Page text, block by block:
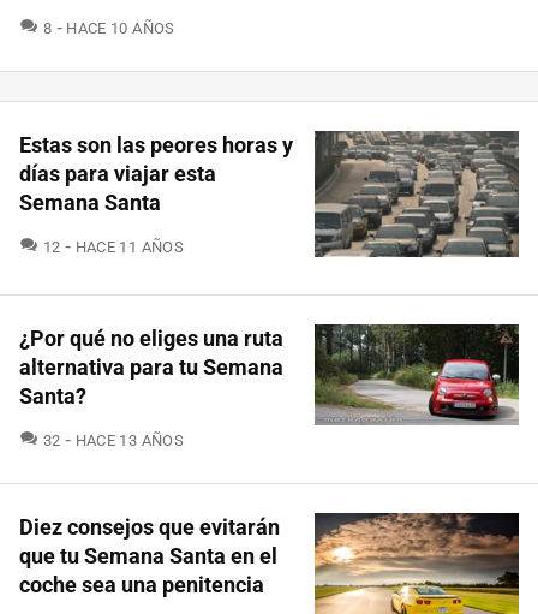
8 COMENTARIOS
HACE 10 AÑOS
Estas son las peores horas y
días para viajar esta
Semana Santa
12 COMENTARIOS
HACE 11 AÑOS
¿Por qué no eliges una ruta
alternativa para tu Semana
Santa?
32 COMENTARIOS
HACE 13 AÑOS
Diez consejos que evitarán
que tu Semana Santa en el
coche sea una penitencia